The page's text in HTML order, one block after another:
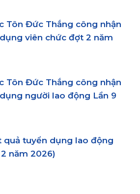
Tôn Đức Thắng công nhận
viên chức đợt 2 năm
Tôn Đức Thắng công nhận
người lao động Lần 9
quả tuyển dụng lao động
năm 2026)